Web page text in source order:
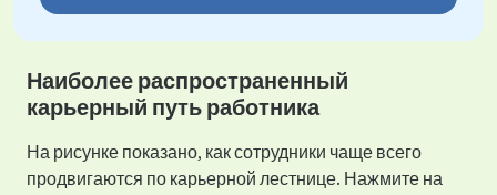
Наиболее распространенный
карьерный путь работника
На рисунке показано, как сотрудники чаще всего
продвигаются по карьерной лестнице. Нажмите на